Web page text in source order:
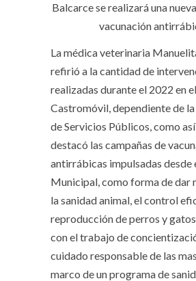
Balcarce se realizará una
vacunación
La médica veterinaria
refirió a la cantidad de
realizadas durante el 2022 en el
Castromóvil, dependiente de
de Servicios Públicos, como
destacó las campañas de
antirrábicas impulsadas desde
Municipal, como forma de dar
la sanidad animal, el control
reproducción de perros y
con el trabajo de
cuidado responsable de las
marco de un programa de